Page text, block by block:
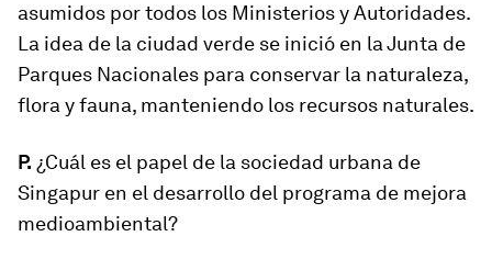
asumidos por todos los Ministerios y Autoridades.
La idea de la ciudad verde se inició en la Junta de
Parques Nacionales para conservar la naturaleza,
flora y fauna, manteniendo los recursos naturales.
P. ¿Cuál es el papel de la sociedad urbana de
Singapur en el desarrollo del programa de mejora
medioambiental?